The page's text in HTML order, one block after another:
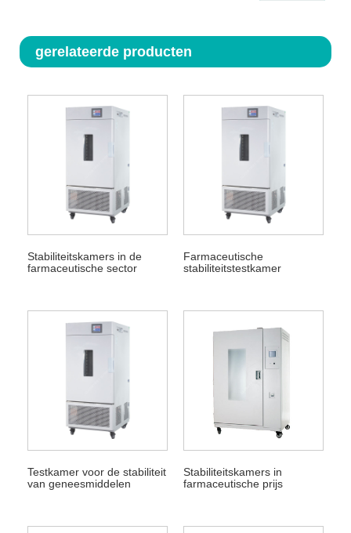
gerelateerde producten
Stabiliteitskamers in de
farmaceutische sector
Farmaceutische
stabiliteitstestkamer
Testkamer voor de stabiliteit
van geneesmiddelen
Stabiliteitskamers in
farmaceutische prijs